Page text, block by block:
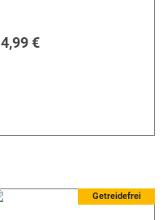
4,99 €
Getreidefrei
5 %